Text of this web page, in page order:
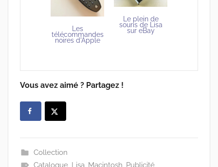
Les
télécommandes
noires d'Apple
Le plein de
souris de Lisa
sur eBay
Vous avez aimé ? Partagez !
Collection
Catalogue, Lisa Macintosh Publicité